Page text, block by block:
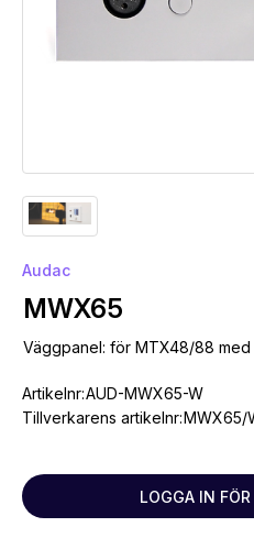
Audac
MWX65
Väggpanel: för MTX48/88
Artikelnr:AUD-MWX65-W
Tillverkarens artikelnr:MWX65/
LOGGA IN